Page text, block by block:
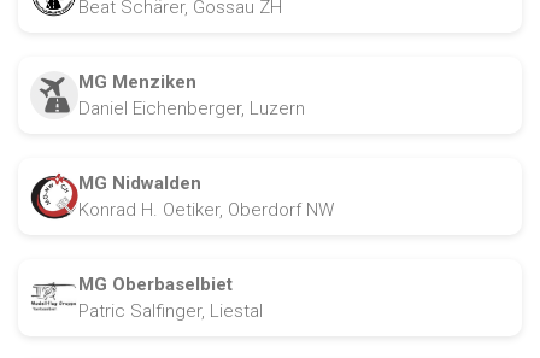
Beat Schärer, Gossau ZH
MG Menziken
Daniel Eichenberger, Luzern
MG Nidwalden
Konrad H. Oetiker, Oberdorf NW
MG Oberbaselbiet
Patric Salfinger, Liestal